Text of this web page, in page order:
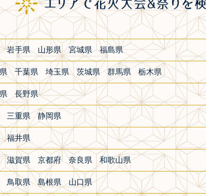
岩手県 山形県 宮城県 福島県
千葉県 埼玉県 茨城県 群馬県 栃木県
長野県
三重県 静岡県
福井県
滋賀県 京都府 奈良県 和歌山県
鳥取県 島根県 山口県